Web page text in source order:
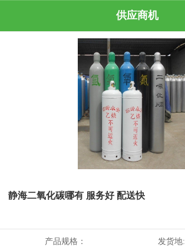
供应商机
静海二氧化碳哪有 服务好 配送快
产品规格： 发货地: